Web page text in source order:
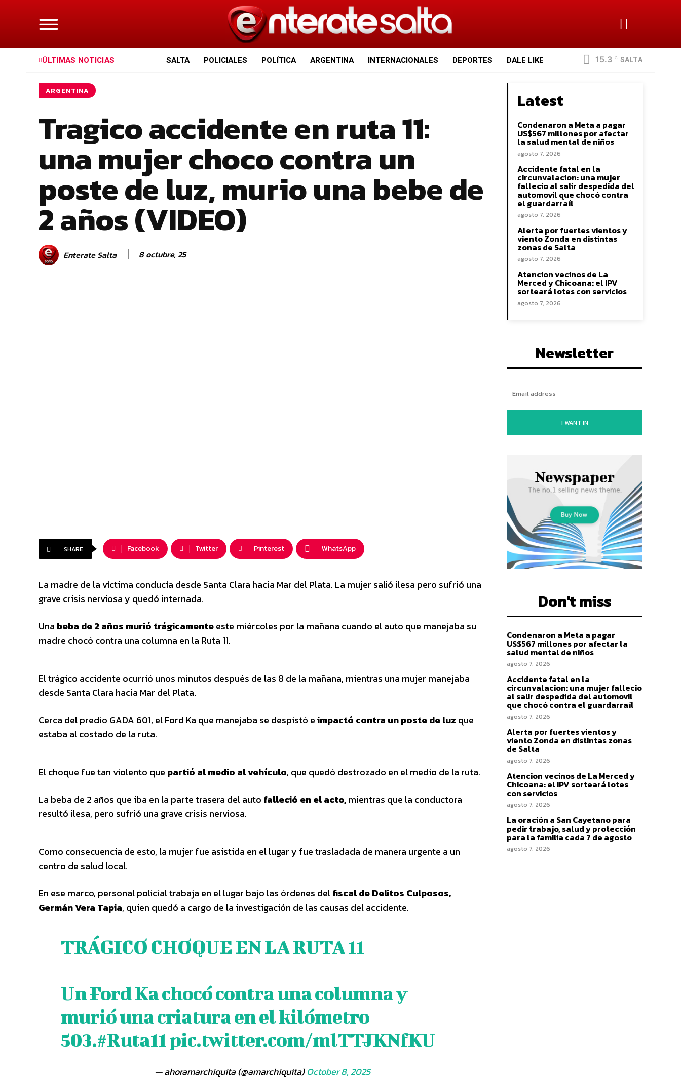
ÚLTIMAS NOTICIAS SALTA POLICIALES POLÍTICA ARGENTINA INTERNACIONALES DEPORTES DALE LIKE 15.3 C SALTA
ARGENTINA
Tragico accidente en ruta 11:
una mujer choco contra un
poste de luz, murio una bebe de
2 años (VIDEO)
Enterate Salta 8 octubre, 25
SHARE Facebook Twitter Pinterest WhatsApp
La madre de la víctima conducía desde Santa Clara hacia Mar del Plata. La mujer salió ilesa pero sufrió una
grave crisis nerviosa y quedó internada.
Una beba de 2 años murió trágicamenteeste miércoles por la mañana cuando el auto que manejaba su
madre chocó contra una columna en la Ruta 11.
El trágico accidente ocurrió unos minutos después de las 8 de la mañana, mientras una mujer manejaba
desde Santa Clara hacia Mar del Plata.
Cerca del predio GADA 601, el Ford Ka que manejaba se despistó eimpactó contra un poste de luz que
estaba al costado de la ruta.
El choque fue tan violento que partió al medio al vehículo, que quedó destrozado en el medio de la ruta.
La beba de 2 años que iba en la parte trasera del auto falleció en el acto,mientras que la conductora
resultó ilesa, pero sufrió una grave crisis nerviosa.
Como consecuencia de esto, la mujer fue asistida en el lugar y fue trasladada de manera urgente a un
centro de salud local.
En ese marco, personal policial trabaja en el lugar bajo las órdenes delfiscal de Delitos Culposos,
Germán Vera Tapia, quien quedó a cargo de la investigación de las causas del accidente.
TRÁGICO CHOQUE EN LA RUTA 11
Un Ford Ka chocó contra una columna y
murió una criatura en el kilómetro
503.#Ruta11pic.twitter.com/mlTTJKNfKU
— ahoramarchiquita (@amarchiquita)October 8, 2025
Latest
Condenaron a Meta a pagar
US$567 millones por afectar
la salud mental de niños
agosto 7, 2026
Accidente fatal en la
circunvalacion: una mujer
fallecio al salir despedida del
automovil que chocó contra
el guardarraíl
agosto 7, 2026
Alerta por fuertes vientos y
viento Zonda en distintas
zonas de Salta
agosto 7, 2026
Atencion vecinos de La
Merced y Chicoana: el IPV
sorteará lotes con servicios
agosto 7, 2026
Newsletter
I WANT IN
Don't miss
Condenaron a Meta a pagar
US$567 millones por afectar la
salud mental de niños
agosto 7, 2026
Accidente fatal en la
circunvalacion: una mujer fallecio
al salir despedida del automovil
que chocó contra el guardarraíl
agosto 7, 2026
Alerta por fuertes vientos y
viento Zonda en distintas zonas
de Salta
agosto 7, 2026
Atencion vecinos de La Merced y
Chicoana: el IPV sorteará lotes
con servicios
agosto 7, 2026
La oración a San Cayetano para
pedir trabajo, salud y protección
para la familia cada 7 de agosto
agosto 7, 2026